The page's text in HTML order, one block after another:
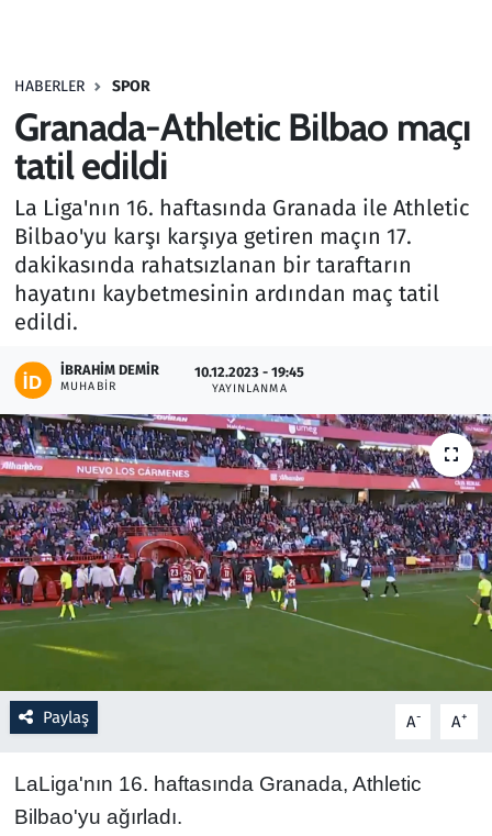
HABERLER SPOR
Granada-Athletic Bilbao maçı
tatil edildi
La Liga'nın 16. haftasında Granada ile Athletic
Bilbao'yu karşı karşıya getiren maçın 17.
dakikasında rahatsızlanan bir taraftarın
hayatını kaybetmesinin ardından maç tatil
edildi.
İBRAHIM DEMIR
MUHABIR
10.12.2023 - 19:45
YAYINLANMA
Paylaş A- A+
LaLiga'nın 16. haftasında Granada, Athletic
Bilbao'yu ağırladı.
Haber
Kültür Sanat
Kurumsal Haberler
Lezzet Durağı
Memur ve Kamu
Otomobil
Oyun
Ramazan
Resmi İlanlar
Rüya Tabirleri
Sağlık
Savunma Sanayi
Spor